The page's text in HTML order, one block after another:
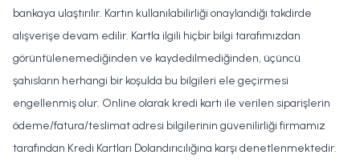
bankaya ulaştırılır. Kartın kullanılabilirliği onaylandığı takdirde
alışverişe devam edilir. Kartla ilgili hiçbir bilgi tarafımızdan
görüntülenemediğinden ve kaydedilmediğinden, üçüncü
şahısların herhangi bir koşulda bu bilgileri ele geçirmesi
engellenmiş olur. Online olarak kredi kartı ile verilen siparişlerin
ödeme/fatura/teslimat adresi bilgilerinin güvenilirliği firmamız
tarafından Kredi Kartları Dolandırıcılığına karşı denetlenmektedir.